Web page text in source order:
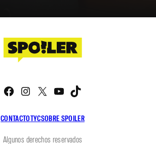
CONTACTOTYCSOBRE SPOILER
Facebook
Instagram
X YouTube
Algunos derechos reservados